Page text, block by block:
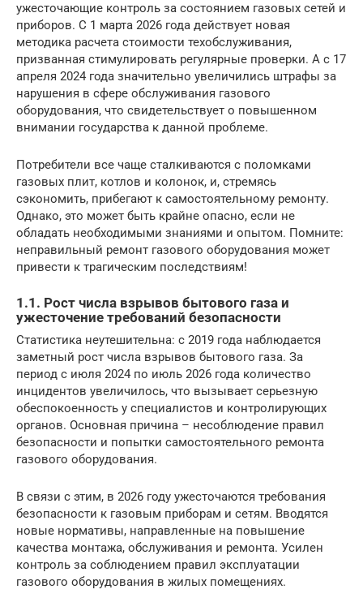
ужесточающие контроль за состоянием газовых сетей и
приборов. С 1 марта 2026 года действует новая
методика расчета стоимости техобслуживания,
призванная стимулировать регулярные проверки. А с 17
апреля 2024 года значительно увеличились штрафы за
нарушения в сфере обслуживания газового
оборудования, что свидетельствует о повышенном
внимании государства к данной проблеме.
Потребители все чаще сталкиваются с поломками
газовых плит, котлов и колонок, и, стремясь
сэкономить, прибегают к самостоятельному ремонту.
Однако, это может быть крайне опасно, если не
обладать необходимыми знаниями и опытом. Помните:
неправильный ремонт газового оборудования может
привести к трагическим последствиям!
1.1. Рост числа взрывов бытового газа и
ужесточение требований безопасности
Статистика неутешительна: с 2019 года наблюдается
заметный рост числа взрывов бытового газа. За
период с июля 2024 по июль 2026 года количество
инцидентов увеличилось, что вызывает серьезную
обеспокоенность у специалистов и контролирующих
органов. Основная причина – несоблюдение правил
безопасности и попытки самостоятельного ремонта
газового оборудования.
В связи с этим, в 2026 году ужесточаются требования
безопасности к газовым приборам и сетям. Вводятся
новые нормативы, направленные на повышение
качества монтажа, обслуживания и ремонта. Усилен
контроль за соблюдением правил эксплуатации
газового оборудования в жилых помещениях.